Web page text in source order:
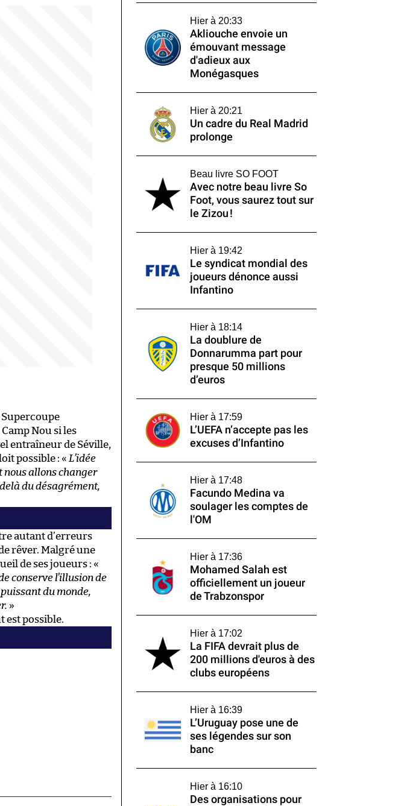
Supercoupe
Nou si les
entraîneur de Séville,
possible : « L’idée
nous allons changer
du désagrément,
autant d’erreurs
rêver. Malgré une
de ses joueurs : «
conserve l’illusion de
du monde,
»
est possible.
Hier à 20:33
Akliouche envoie un
émouvant message
d'adieux aux
Monégasques
Hier à 20:21
Un cadre du Real Madrid
prolonge
Beau livre SO FOOT
Avec notre beau livre So
Foot, vous saurez tout sur
le Zizou !
Hier à 19:42
Le syndicat mondial des
joueurs dénonce aussi
Infantino
Hier à 18:14
La doublure de
Donnarumma part pour
presque 50 millions
d’euros
Hier à 17:59
L’UEFA n’accepte pas les
excuses d’Infantino
Hier à 17:48
Facundo Medina va
soulager les comptes de
l'OM
Hier à 17:36
Mohamed Salah est
officiellement un joueur
de Trabzonspor
Hier à 17:02
La FIFA devrait plus de
200 millions d'euros à des
clubs européens
Hier à 16:39
L’Uruguay pose une de
ses légendes sur son
banc
Hier à 16:10
Des organisations pour